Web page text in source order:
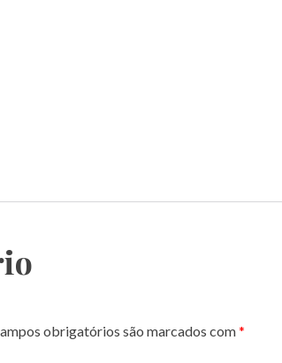
obrigatórios são marcados com*